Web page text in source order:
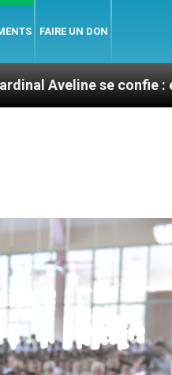
FAIRE UN DON
confie : entre